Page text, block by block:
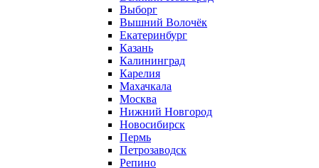
Выборг
Вышний Волочёк
Екатеринбург
Казань
Калининград
Карелия
Махачкала
Москва
Нижний Новгород
Новосибирск
Пермь
Петрозаводск
Репино